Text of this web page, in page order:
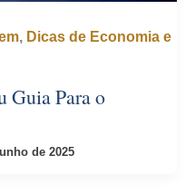
, Dicas de Economia e
Guia Para o
de 2025